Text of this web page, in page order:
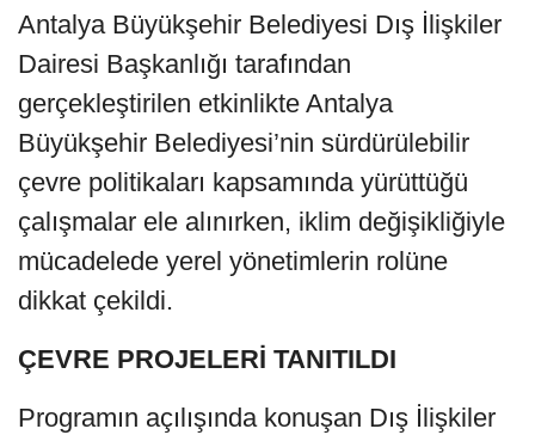
Antalya Büyükşehir Belediyesi Dış İlişkiler
Dairesi Başkanlığı tarafından
gerçekleştirilen etkinlikte Antalya
Büyükşehir Belediyesi’nin sürdürülebilir
çevre politikaları kapsamında yürüttüğü
çalışmalar ele alınırken, iklim değişikliğiyle
mücadelede yerel yönetimlerin rolüne
dikkat çekildi.
ÇEVRE PROJELERİ TANITILDI
Programın açılışında konuşan Dış İlişkiler